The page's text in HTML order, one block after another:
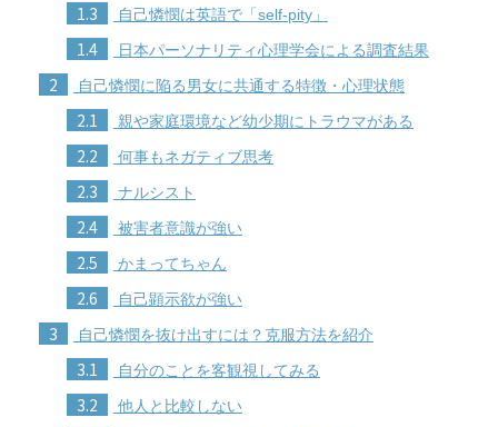
1.3 自己憐憫は英語で「self-pity」
1.4 日本パーソナリティ心理学会による調査結果
2 自己憐憫に陥る男女に共通する特徴・心理状態
2.1 親や家庭環境など幼少期にトラウマがある
2.2 何事もネガティブ思考
2.3 ナルシスト
2.4 被害者意識が強い
2.5 かまってちゃん
2.6 自己顕示欲が強い
3 自己憐憫を抜け出すには？克服方法を紹介
3.1 自分のことを客観視してみる
3.2 他人と比較しない